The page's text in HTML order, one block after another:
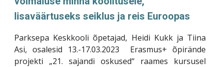
lisaväärtuseks seiklus ja reis Euroopas
Parksepa Keskkooli õpetajad, Heidi Kukk ja Tiina
Asi, osalesid 13.-17.03.2023 Erasmus+ õpirände
projekti „21. sajandi oskused“ raames kursusel